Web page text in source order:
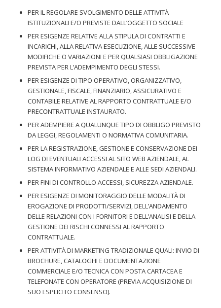
PER IL REGOLARE SVOLGIMENTO DELLE ATTIVITÀ
ISTITUZIONALI E/O PREVISTE DALL’OGGETTO SOCIALE
PER ESIGENZE RELATIVE ALLA STIPULA DI CONTRATTI E
INCARICHI, ALLA RELATIVA ESECUZIONE, ALLE SUCCESSIVE
MODIFICHE O VARIAZIONI E PER QUALSIASI OBBLIGAZIONE
PREVISTA PER L’ADEMPIMENTO DEGLI STESSI.
PER ESIGENZE DI TIPO OPERATIVO, ORGANIZZATIVO,
GESTIONALE, FISCALE, FINANZIARIO, ASSICURATIVO E
CONTABILE RELATIVE AL RAPPORTO CONTRATTUALE E/O
PRECONTRATTUALE INSTAURATO.
PER ADEMPIERE A QUALUNQUE TIPO DI OBBLIGO PREVISTO
DA LEGGI, REGOLAMENTI O NORMATIVA COMUNITARIA.
PER LA REGISTRAZIONE, GESTIONE E CONSERVAZIONE DEI
LOG DI EVENTUALI ACCESSI AL SITO WEB AZIENDALE, AL
SISTEMA INFORMATIVO AZIENDALE E ALLE SEDI AZIENDALI.
PER FINI DI CONTROLLO ACCESSI, SICUREZZA AZIENDALE.
PER ESIGENZE DI MONITORAGGIO DELLE MODALITÀ DI
EROGAZIONE DI PRODOTTI/SERVIZI, DELL’ANDAMENTO
DELLE RELAZIONI CON I FORNITORI E DELL’ANALISI E DELLA
GESTIONE DEI RISCHI CONNESSI AL RAPPORTO
CONTRATTUALE.
PER ATTIVITÀ DI MARKETING TRADIZIONALE QUALI: INVIO DI
BROCHURE, CATALOGHI E DOCUMENTAZIONE
COMMERCIALE E/O TECNICA CON POSTA CARTACEA E
TELEFONATE CON OPERATORE (PREVIA ACQUISIZIONE DI
SUO ESPLICITO CONSENSO).